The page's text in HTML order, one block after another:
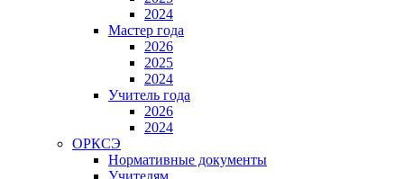
2024
Мастер года
2026
2025
2024
Учитель года
2026
2024
ОРКСЭ
Нормативные документы
Учителям